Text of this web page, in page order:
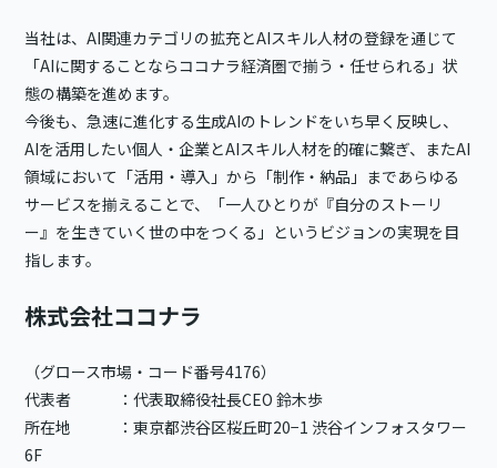
当社は、AI関連カテゴリの拡充とAIスキル人材の登録を通じて
「AIに関することならココナラ経済圏で揃う・任せられる」状
態の構築を進めます。
今後も、急速に進化する生成AIのトレンドをいち早く反映し、
AIを活用したい個人・企業とAIスキル人材を的確に繋ぎ、またAI
領域において「活用・導入」から「制作・納品」まであらゆる
サービスを揃えることで、「一人ひとりが『自分のストーリ
ー』を生きていく世の中をつくる」というビジョンの実現を目
指します。
株式会社ココナラ
（グロース市場・コード番号4176）
代表者 ：代表取締役社長CEO 鈴木歩
所在地 ：東京都渋谷区桜丘町20−1 渋谷インフォスタワー
6F